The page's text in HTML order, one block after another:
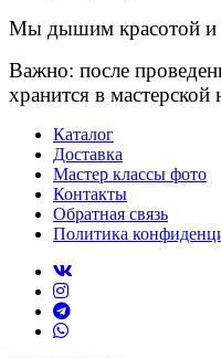
Мы дышим красотой и
Важно: после
хранится в мастерской
Каталог
Доставка
Мастер классы фото
Контакты
Обратная связь
Политика